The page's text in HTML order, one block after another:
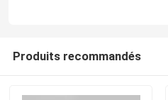
Produits recommandés